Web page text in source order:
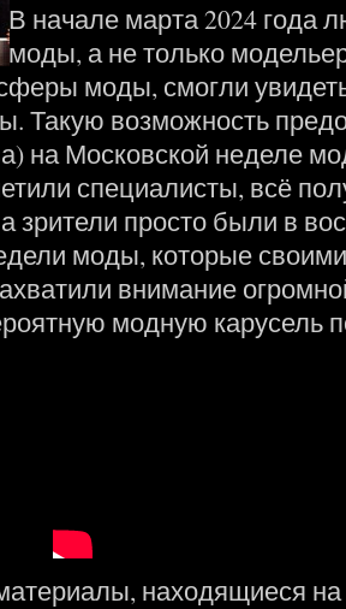
В начале марта 2024 года
моды, а не только
моды, смогли
Такую возможность
на Московской неделе
специалисты, всё
зрители просто были в
моды, которые
внимание
модную карусель
находящиеся